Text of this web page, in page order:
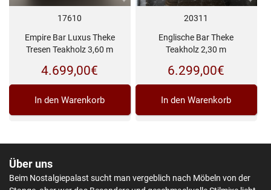
17610
Empire Bar Luxus Theke
Tresen Teakholz 3,60 m
4.699,00€
In den Warenkorb
20311
Englische Bar Theke
Teakholz 2,30 m
6.299,00€
In den Warenkorb
Über uns
Beim Nostalgiepalast sucht man vergeblich nach Möbeln von der